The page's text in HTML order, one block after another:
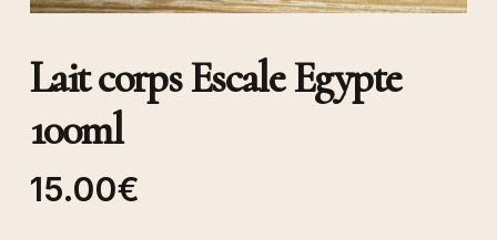
Lait corps Escale Egypte
100ml
15.00€